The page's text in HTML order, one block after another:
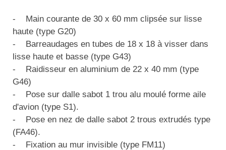
Vêtement sportif
Rôtisserie professionnelle
Sautause professionnelle
Table de cuisson professionnelle
Tables de préparation réfrigérées
Ustensile de cuisine
Vaisselle restaurant
- Main courante de 30 x 60 mm clipsée sur lisse
haute (type G20)
- Barreaudages en tubes de 18 x 18 à visser dans
lisse haute et basse (type G43)
- Raidisseur en aluminium de 22 x 40 mm (type
G46)
- Pose sur dalle sabot 1 trou alu moulé forme aile
d'avion (type S1).
- Pose en nez de dalle sabot 2 trous extrudés type
(FA46).
- Fixation au mur invisible (type FM11)